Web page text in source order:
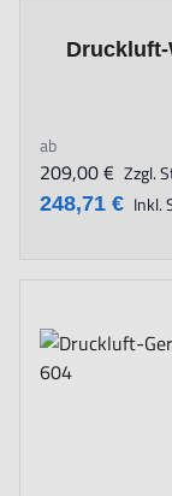
Druckluft-
The price
ab
248,71 € Inkl.
209,00 € Zzgl.